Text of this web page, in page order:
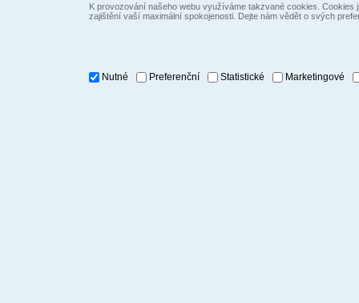
K provozování našeho webu využíváme takzvané cookies.
zajištění vaší maximální spokojenosti. Dejte nám vědět o svých
Nutné Preferenční Statistické Marketingové